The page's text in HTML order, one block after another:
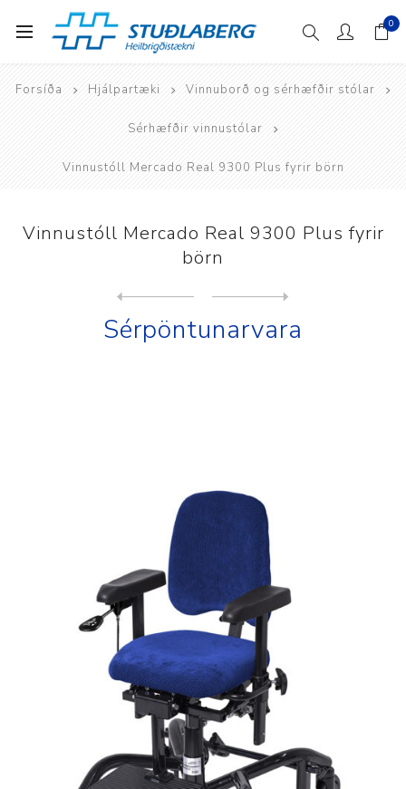
0
Forsíða Hjálpartæki Vinnuborð og sérhæfðir stólar
Sérhæfðir vinnustólar
Vinnustóll Mercado Real 9300 Plus fyrir börn
Vinnustóll Mercado Real 9300 Plus fyrir
börn
Sérpöntunarvara